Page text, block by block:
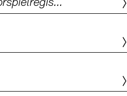
Exil-Archive
Hörspielautorin, Hörspielregisseurin, Dramaturgin